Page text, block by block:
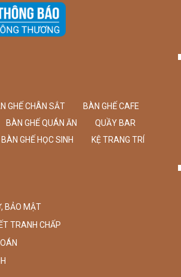
GHẾ CHÂN SẮT
BÀN GHẾ CAFE
BÀN GHẾ QUÁN ĂN
QUẦY BAR
BÀN GHẾ HỌC SINH
KỆ TRANG TRÍ
BẢO MẬT
TRANH CHẤP